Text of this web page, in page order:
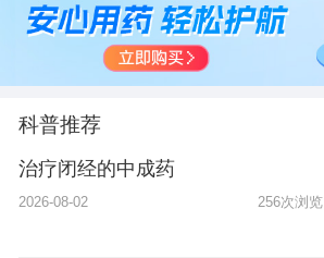
科普推荐
治疗闭经的中成药
2026-08-02 256次浏览